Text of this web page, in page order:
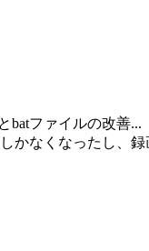
batファイルの改善...
かなくなったし、